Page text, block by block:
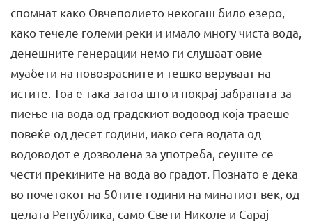
спомнат како Овчеполието некогаш било езеро,
како течеле големи реки и имало многу чиста вода,
денешните генерации немо ги слушаат овие
муабети на повозрасните и тешко веруваат на
истите. Тоа е така затоа што и покрај забраната за
пиење на вода од градскиот водовод која траеше
повеќе од десет години, иако сега водата од
водоводот е дозволена за употреба, сеуште се
чести прекините на вода во градот. Познато е дека
во почетокот на 50тите години на минатиот век, од
целата Република, само Свети Николе и Сарај